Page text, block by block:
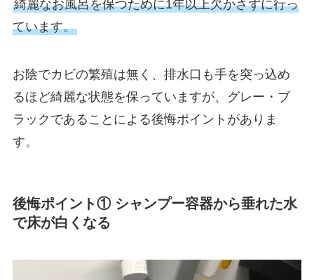
綺麗なお風呂を保つために1年以上欠かさずに行っ
ています。
お陰でカビの繁殖は無く、排水口も手を突っ込め
るほど綺麗な状態を保っていますが、グレー・ブ
ラックであることによる後悔ポイントがありま
す。
後悔ポイント① シャンプー容器から垂れた水
で床が白くなる